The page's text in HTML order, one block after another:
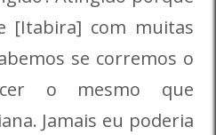
[Itabira] com muitas
se corremos o
o mesmo que
Jamais eu poderia